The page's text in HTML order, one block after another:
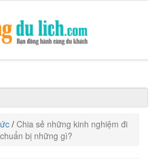
/ Chia sẻ những kinh nghiệm đi
bị những gì?